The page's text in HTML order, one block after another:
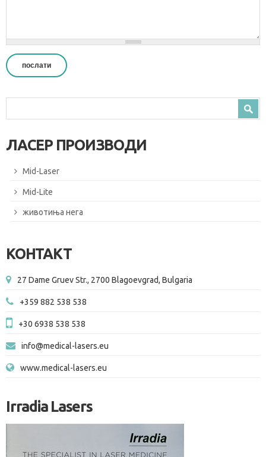
ЛАСЕР ПРОИЗВОДИ
Mid-Laser
Mid-Lite
животиња нега
КОНТАКТ
27 Dame Gruev Str., 2700 Blagoevgrad, Bulgaria
+359 882 538 538
+30 6938 538 538
info@medical-lasers.eu
www.medical-lasers.eu
Irradia Lasers